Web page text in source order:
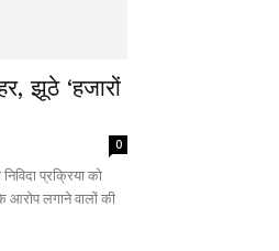
झूठे ‘हजारों
0
प्रक्रिया को
आरोप लगाने वालों की